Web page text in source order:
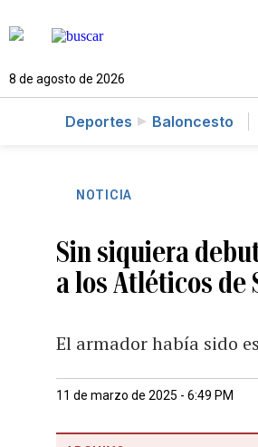
8 de agosto de 2026
Deportes Baloncesto
NOTICIA
Sin siquiera
a los Atléticos de
El armador había sido
11 de marzo de 2025 - 6:49 PM